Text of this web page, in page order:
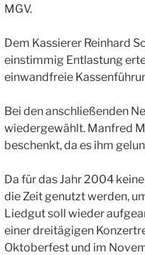
MGV.
Dem Kassierer Reinhard
einstimmig Entlastung
einwandfreie
Bei den anschließenden
wiedergewählt. Manfred
beschenkt, da es ihm
Da für das Jahr 2004
die Zeit genutzt werden,
Liedgut soll wieder
einer dreitägigen
Oktoberfest und im